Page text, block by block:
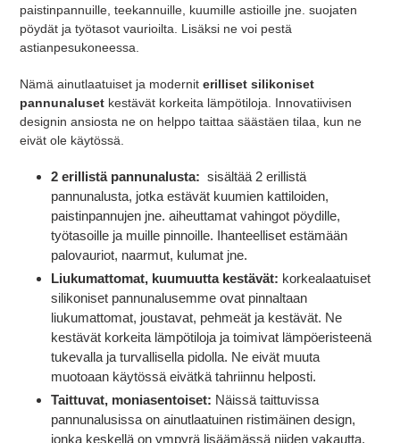
paistinpannuille, teekannuille, kuumille astioille jne. suojaten
pöydät ja työtasot vaurioilta. Lisäksi ne voi pestä
astianpesukoneessa.
Nämä ainutlaatuiset ja modernit erilliset silikoniset
pannunaluset kestävät korkeita lämpötiloja. Innovatiivisen
designin ansiosta ne on helppo taittaa säästäen tilaa, kun ne
eivät ole käytössä.
2 erillistä pannunalusta: sisältää 2 erillistä
pannunalusta, jotka estävät kuumien kattiloiden,
paistinpannujen jne. aiheuttamat vahingot pöydille,
työtasoille ja muille pinnoille. Ihanteelliset estämään
palovauriot, naarmut, kulumat jne.
Liukumattomat, kuumuutta kestävät: korkealaatuiset
silikoniset pannunalusemme ovat pinnaltaan
liukumattomat, joustavat, pehmeät ja kestävät. Ne
kestävät korkeita lämpötiloja ja toimivat lämpöeristeenä
tukevalla ja turvallisella pidolla. Ne eivät muuta
muotoaan käytössä eivätkä tahriinnu helposti.
Taittuvat, moniasentoiset: Näissä taittuvissa
pannunalusissa on ainutlaatuinen ristimäinen design,
jonka keskellä on ympyrä lisäämässä niiden vakautta.